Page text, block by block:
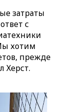
затраты
с
хотим
прежде
Херст.